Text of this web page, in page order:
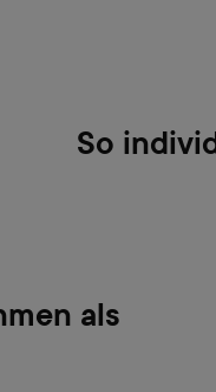
So
als